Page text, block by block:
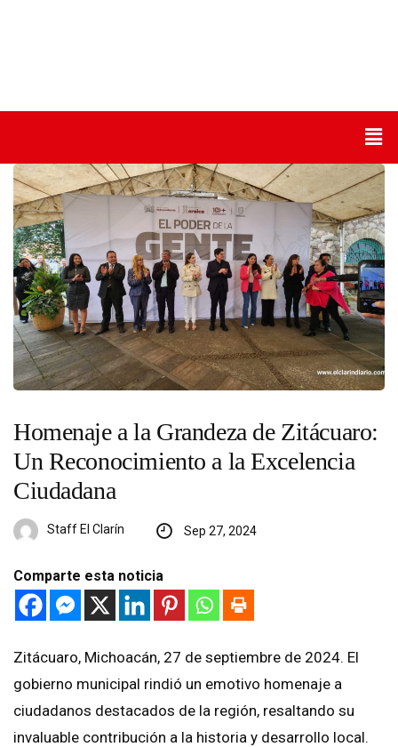
Homenaje a la Grandeza de Zitácuaro:
Un Reconocimiento a la Excelencia
Ciudadana
Staff El Clarín Sep 27, 2024
Comparte esta noticia
Zitácuaro, Michoacán, 27 de septiembre de 2024. El
gobierno municipal rindió un emotivo homenaje a
ciudadanos destacados de la región, resaltando su
invaluable contribución a la historia y desarrollo local.